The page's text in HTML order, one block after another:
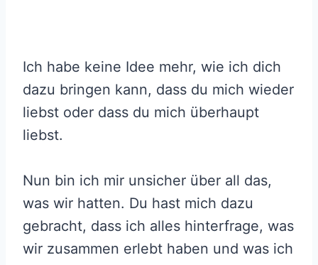
Ich habe keine Idee mehr, wie ich dich
dazu bringen kann, dass du mich wieder
liebst oder dass du mich überhaupt
liebst.
Nun bin ich mir unsicher über all das,
was wir hatten. Du hast mich dazu
gebracht, dass ich alles hinterfrage, was
wir zusammen erlebt haben und was ich